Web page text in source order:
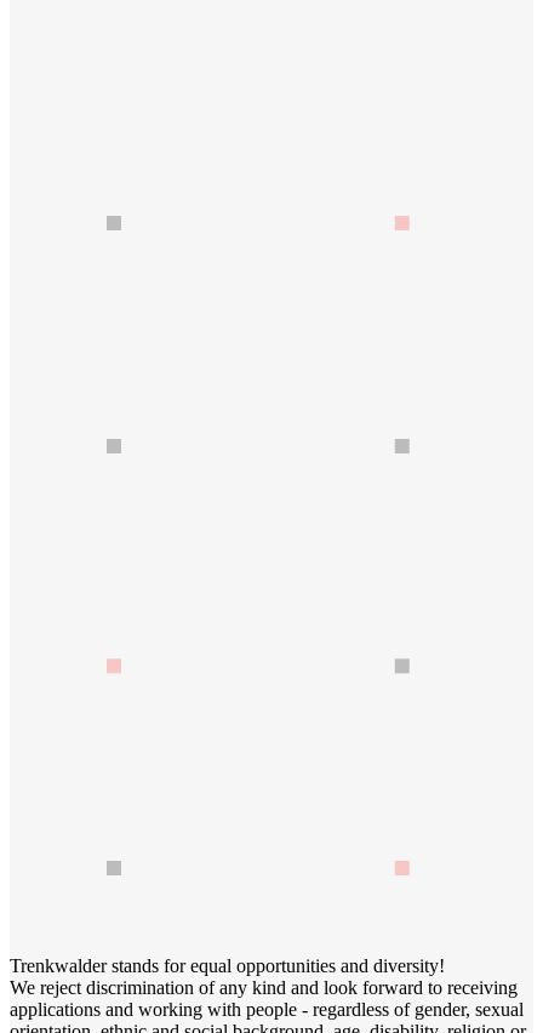
Trenkwalder stands for equal opportunities and diversity!
We reject discrimination of any kind and look forward to receiving
applications and working with people - regardless of gender, sexual